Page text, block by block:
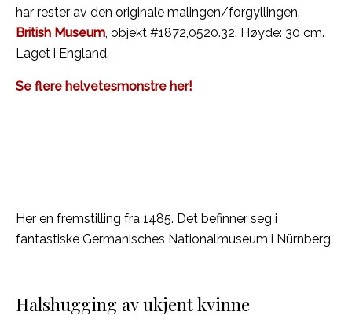
har rester av den originale malingen/forgyllingen.
British Museum, objekt #1872,0520.32. Høyde: 30 cm.
Laget i England.
Se flere helvetesmonstre her!
Her en fremstilling fra 1485. Det befinner seg i
fantastiske Germanisches Nationalmuseum i Nürnberg.
Halshugging av ukjent kvinne